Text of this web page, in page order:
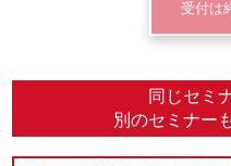
受付は
同じセミ
別のセミナー